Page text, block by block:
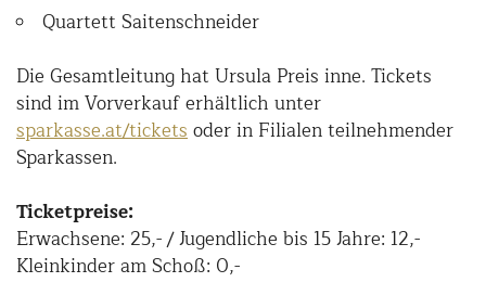
Quartett Saitenschneider
Die Gesamtleitung hat Ursula Preis inne. Tickets
sind im Vorverkauf erhältlich unter
sparkasse.at/ticketsoder in Filialen teilnehmender
Sparkassen.
Ticketpreise:
Erwachsene: 25,- / Jugendliche bis 15 Jahre: 12,-
Kleinkinder am Schoß: 0,-